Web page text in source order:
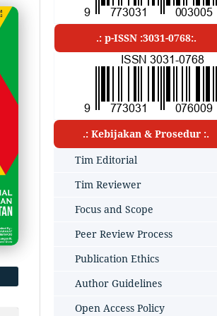
.: p-ISSN :3031-0768:.
.: Kebijakan & Prosedur :.
Tim Editorial
Tim Reviewer
Focus and Scope
Peer Review Process
Publication Ethics
Author Guidelines
Open Access Policy